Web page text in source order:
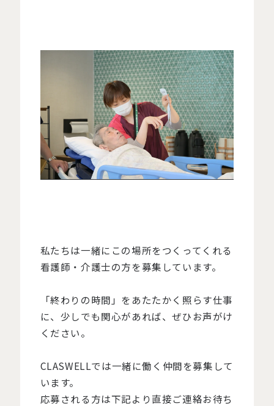
私たちは一緒にこの場所をつくってくれる
看護師・介護士の方を募集しています。
「終わりの時間」をあたたかく照らす仕事
に、少しでも関心があれば、ぜひお声がけ
ください。
CLASWELLでは一緒に働く仲間を募集して
います。
応募される方は下記より直接ご連絡お待ち